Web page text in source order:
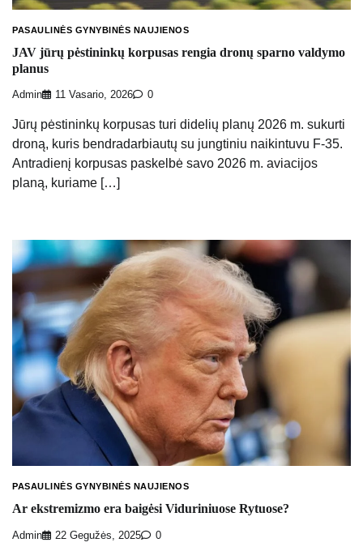
PASAULINĖS GYNYBINĖS NAUJIENOS
JAV jūrų pėstininkų korpusas rengia dronų sparno valdymo
planus
Admin 11 Vasario, 2026 0
Jūrų pėstininkų korpusas turi didelių planų 2026 m. sukurti
droną, kuris bendradarbiautų su jungtiniu naikintuvu F-35.
Antradienį korpusas paskelbė savo 2026 m. aviacijos
planą, kuriame […]
PASAULINĖS GYNYBINĖS NAUJIENOS
Ar ekstremizmo era baigėsi Viduriniuose Rytuose?
Admin 22 Gegužės, 2025 0